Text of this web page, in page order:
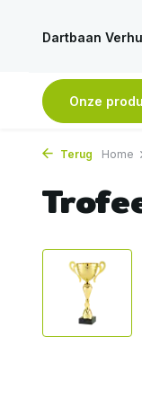
Dartbaan
Onze
verzending
Terug Home